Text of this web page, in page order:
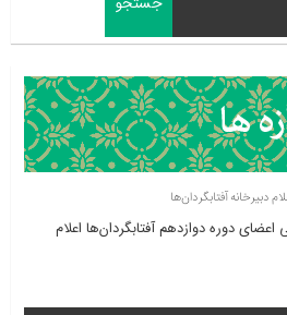
دبیرخانه آفتابگردان‌ها
اعضای دوره دوازدهم آفتابگردان‌ها اعلام